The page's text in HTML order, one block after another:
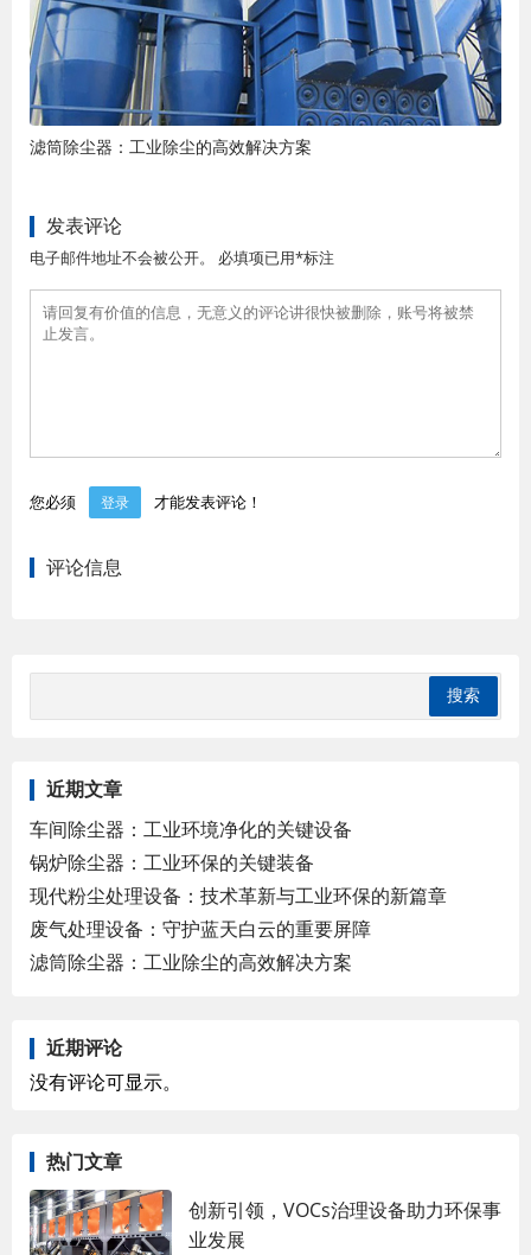
滤筒除尘器：工业除尘的高效解决方案
发表评论
电子邮件地址不会被公开。 必填项已用*标注
您必须 登录 才能发表评论！
评论信息
近期文章
车间除尘器：工业环境净化的关键设备
锅炉除尘器：工业环保的关键装备
现代粉尘处理设备：技术革新与工业环保的新篇章
废气处理设备：守护蓝天白云的重要屏障
滤筒除尘器：工业除尘的高效解决方案
近期评论
没有评论可显示。
热门文章
创新引领，VOCs治理设备助力环保事
业发展